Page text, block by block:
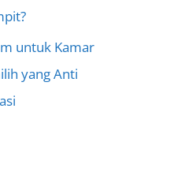
untuk Kamar
yang Anti